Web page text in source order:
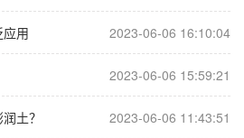
用 2023-06-06 16:10:04
2023-06-06 15:59:21
土？ 2023-06-06 11:43:51